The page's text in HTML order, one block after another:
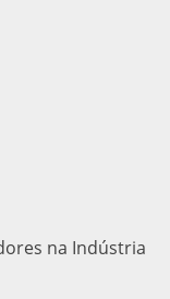
na Indústria